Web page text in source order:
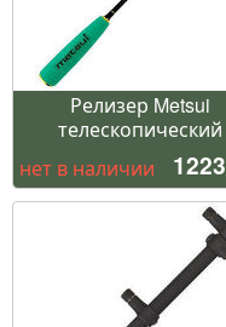
Релизер Metsui
телескопический
нет в наличии
1223